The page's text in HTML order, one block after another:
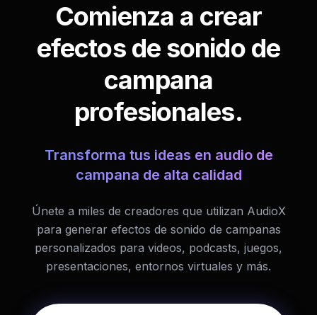
Comienza a crear
efectos de sonido de
campana
profesionales.
Transforma tus ideas en audio de
campana de alta calidad
Únete a miles de creadores que utilizan AudioX
para generar efectos de sonido de campanas
personalizados para videos, podcasts, juegos,
presentaciones, entornos virtuales y más.